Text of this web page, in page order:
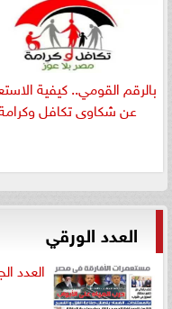
بالرقم القومي.. كيفية
عن شكاوى تكافل
العدد الورقي
العدد